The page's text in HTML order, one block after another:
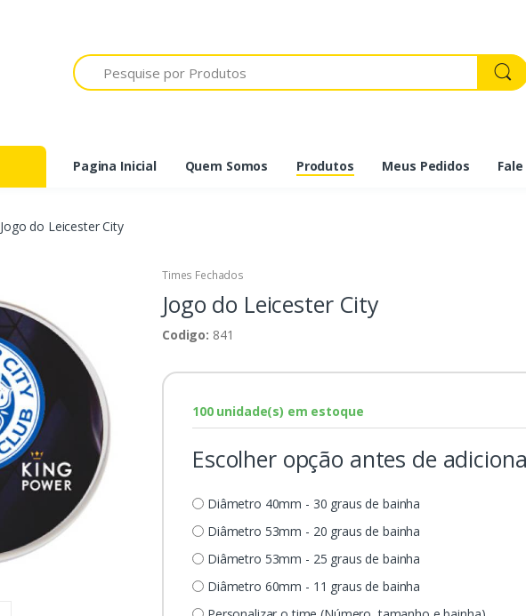
Pesquisar
Pagina Inicial Quem Somos Produtos Meus Pedidos
Jogo do Leicester City
Times Fechados
Jogo do Leicester City
Codigo: 841
100 unidade(s) em estoque
Escolher opção antes de
Diâmetro 40mm - 30 graus de bainha
Diâmetro 53mm - 20 graus de bainha
Diâmetro 53mm - 25 graus de bainha
Diâmetro 60mm - 11 graus de bainha